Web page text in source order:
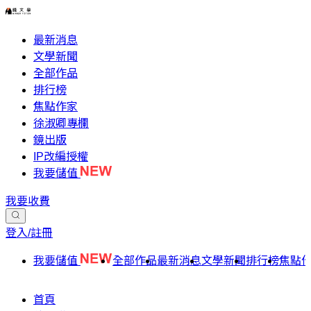
最新消息
文學新聞
全部作品
排行榜
焦點作家
徐淑卿專欄
鏡出版
IP改編授權
我要儲值
我要收費
登入/註冊
我要儲值 全部作品最新消息文學新聞排行榜焦點
首頁